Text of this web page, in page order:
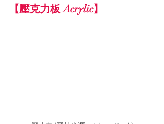
【壓克力板 Acrylic】